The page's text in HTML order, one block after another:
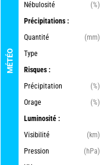
MÉTÉO
Nébulosité
(%)
Précipitations :
Quantité
(mm)
Type
Risques :
Précipitation
(%)
Orage
(%)
Luminosité :
Visibilité
(km)
Pression
(hPa)